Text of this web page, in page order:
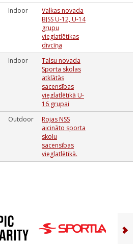
Indoor
Valkas novada
BJSS U-12, U-14
grupu
vieglatlētikas
divcīņa
Indoor
Talsu novada
Sporta skolas
atklātās
sacensības
vieglatlētikā U-
16 grupai
Outdoor
Rojas NSS
aicināto sporta
skolu
sacensības
vieglatlētikā.